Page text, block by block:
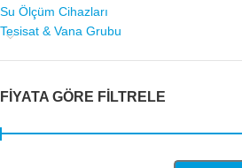
Su Ölçüm Cihazları
Tesisat & Vana Grubu
FIYATA GÖRE FILTRELE